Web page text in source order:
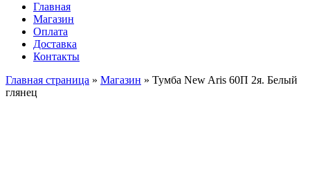
Главная
Магазин
Оплата
Доставка
Контакты
Главная страница » Магазин » Тумба New Aris 60П 2я. Белый
глянец